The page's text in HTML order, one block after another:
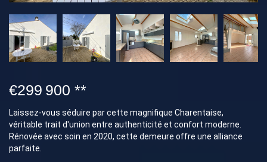
€299 900 **
Laissez-vous séduire par cette magnifique Charentaise,
véritable trait d'union entre authenticité et confort moderne.
Rénovée avec soin en 2020, cette demeure offre une alliance
parfaite.